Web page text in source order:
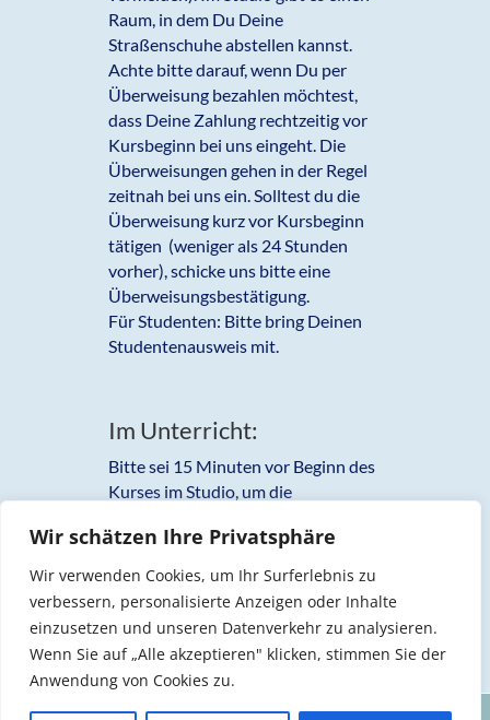
Wir schätzen Ihre Privatsphäre
Wir verwenden Cookies, um Ihr Surferlebnis zu
verbessern, personalisierte Anzeigen oder Inhalte
einzusetzen und unseren Datenverkehr zu analysieren.
Wenn Sie auf „Alle akzeptieren" klicken, stimmen Sie der
Anwendung von Cookies zu.
Raum, in dem Du Deine
Straßenschuhe abstellen kannst.
Achte bitte darauf, wenn Du per
Überweisung bezahlen möchtest,
dass Deine Zahlung rechtzeitig vor
Kursbeginn bei uns eingeht. Die
Überweisungen gehen in der Regel
zeitnah bei uns ein. Solltest du die
Überweisung kurz vor Kursbeginn
tätigen (weniger als 24 Stunden
vorher), schicke uns bitte eine
Überweisungsbestätigung.
Für Studenten: Bitte bring Deinen
Studentenausweis mit.
Im Unterricht:
Bitte sei 15 Minuten vor Beginn des
Kurses im Studio, um die
anderen Kursteilnehmer besser
kennenzulernen. Deine
Wasserflasche kannst Du mit in den
Tanzraum nehmen.